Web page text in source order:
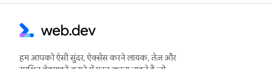
हम आपको ऐसी सुंदर, ऐक्सेस करने लायक, तेज़ और